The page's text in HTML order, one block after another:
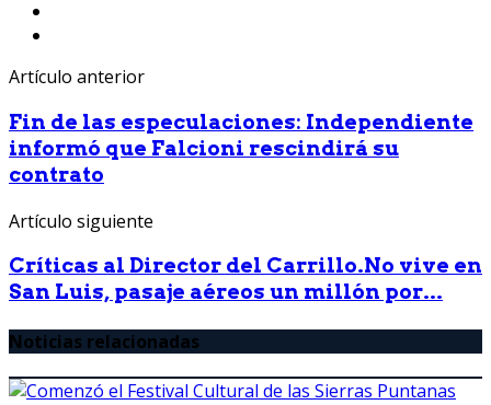
Artículo anterior
Fin de las especulaciones: Independiente
informó que Falcioni rescindirá su
contrato
Artículo siguiente
Críticas al Director del Carrillo.No vive en
San Luis, pasaje aéreos un millón por...
Noticias relacionadas